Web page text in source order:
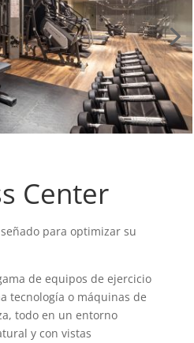
Center
para optimizar su
de equipos de ejercicio
tecnología o máquinas de
todo en un entorno
y con vistas